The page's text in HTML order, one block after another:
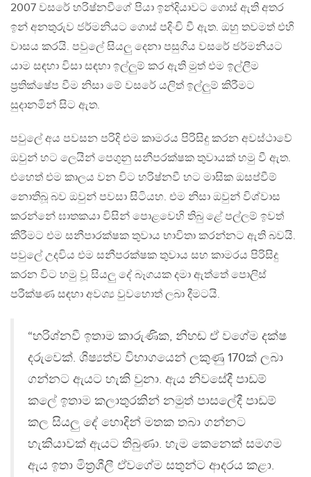
2007 වසරේ හරිෂ්නවීගේ පියා ඉන්දියාවට ගොස් ඇති අතර
ඉන් අනතුරුව ජර්මනියට ගොස් පදිංචි වී ඇත. ඔහු තවමත් එහි
වාසය කරයි. පවුලේ සියලු දෙනා පසුගිය වසරේ ජර්මනියට
යාම සඳහා විසා සඳහා ඉල්ලුම් කර ඇති මුත් එම ඉල්ලීම
ප්‍රතික්ෂේප වීම නිසා මේ වසරේ යලිත් ඉල්ලුම් කිරීමට
සුදානමින් සිට ඇත.
පවුලේ අය පවසන පරිදි එම කාමරය පිරිසිදු කරන අවස්ථාවේ
ඔවුන් හට ලෙයින් පෙගුනු සනීපරක්ෂක තුවායක් හමු වී ඇත.
එහෙත් එම කාලය වන විට හරිෂ්නවී හට මාසික ඔසප්වීම්
නොතිබූ බව ඔවුන් පවසා සිටියහ. එම නිසා ඔවුන් විශ්වාස
කරන්නේ ඝාතකයා විසින් පොළවෙහි තිබු ළේ පල්ලම් ඉවත්
කිරීමට එම සනීපාරක්ෂක තුවාය භාවිතා කරන්නට ඇති බවයි.
පවුලේ උදවිය එම සනීපරක්ෂක තුවාය සහ කාමරය පිරිසිදු
කරන විට හමු වූ සියලු දේ බෑගයක දමා ඇත්තේ පොලිස්
පරීක්ෂණ සඳහා අවශ්‍ය වුවහොත් ලබා දීමටයි.
“හරිශ්නවී ඉතාම කාරුණික, නිහඬ ඒ වගේම දක්ෂ
දරුවෙක්. ශිෂ්‍යත්ව විභාගයෙන් ලකුණු 170ක් ලබා
ගන්නට ඇයට හැකි වුනා. ඇය නිවසේදී පාඩම්
කලේ ඉතාම කලාතුරකින් නමුත් පාසලේදී පාඩම්
කල සියලු දේ හොදින් මතක තබා ගන්නට
හැකියාවක් ඇයට තිබුණා. හැම කෙනෙක් සමගම
ඇය ඉතා මිත්‍රශීලී ඒවගේම සතුන්ට ආදරය කළා.